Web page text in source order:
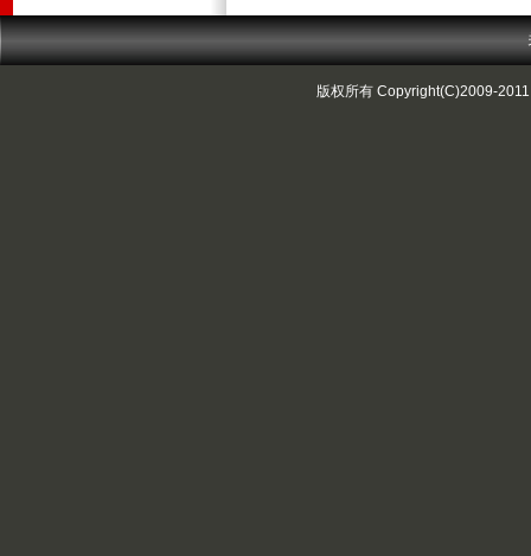
版权所有 Copyright(C)2009-